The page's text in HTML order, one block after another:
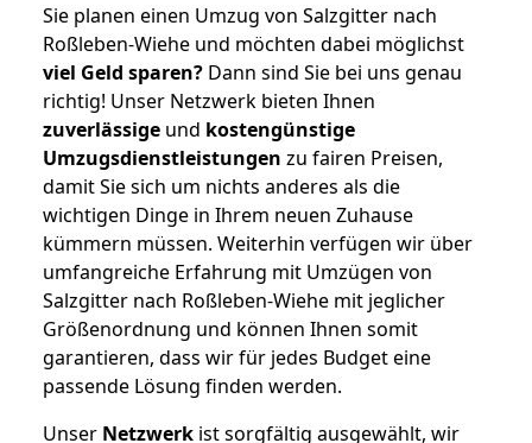
Sie planen einen Umzug von Salzgitter nach
Roßleben-Wiehe und möchten dabei möglichst
viel Geld sparen? Dann sind Sie bei uns genau
richtig! Unser Netzwerk bieten Ihnen
zuverlässige und kostengünstige
Umzugsdienstleistungen zu fairen Preisen,
damit Sie sich um nichts anderes als die
wichtigen Dinge in Ihrem neuen Zuhause
kümmern müssen. Weiterhin verfügen wir über
umfangreiche Erfahrung mit Umzügen von
Salzgitter nach Roßleben-Wiehe mit jeglicher
Größenordnung und können Ihnen somit
garantieren, dass wir für jedes Budget eine
passende Lösung finden werden.
Unser Netzwerk ist sorgfältig ausgewählt, wir